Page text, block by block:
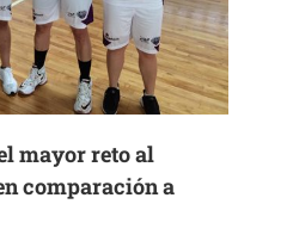
mayor reto al
comparación a